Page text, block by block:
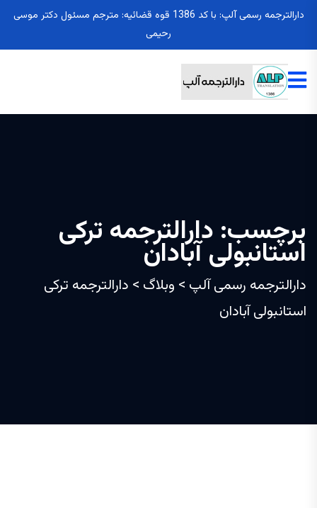
دارالترجمه رسمی آلپ: با کد 1386 قوه قضائیه: مترجم مسئول دکتر موسی
رحیمی
برچسب: دارالترجمه ترکی
استانبولی آبادان
دارالترجمه رسمی آلپ > وبلاگ > دارالترجمه ترکی
استانبولی آبادان